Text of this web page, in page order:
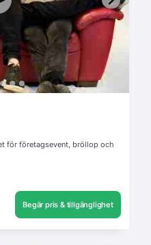
för företagsevent, bröllop och
Begär pris & tillgänglighet